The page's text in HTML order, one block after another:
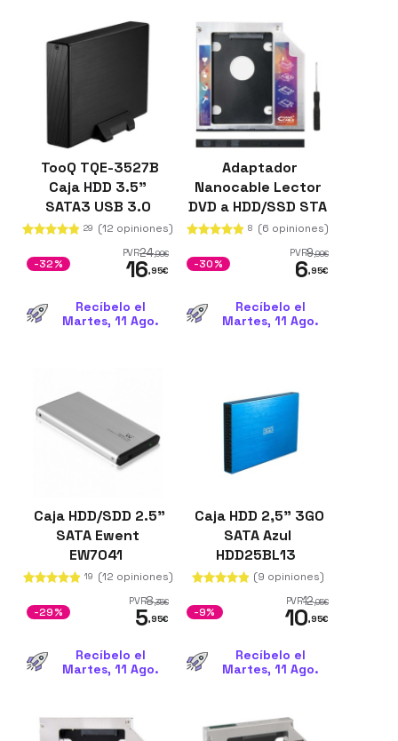
TooQ TQE-3527B
Caja HDD 3.5"
SATA3 USB 3.0
Negra
29 (12 opiniones)
PVR24,99€
16,95€
-32%
Recíbelo el
Martes, 11 Ago.
Adaptador
Nanocable Lector
DVD a HDD/SSD STA
2.5 9.5mm
8 (6 opiniones)
PVR9,99€
6,95€
-30%
Recíbelo el
Martes, 11 Ago.
Caja HDD/SDD 2.5"
SATA Ewent
EW7041
19 (12 opiniones)
PVR8,35€
5,95€
-29%
Recíbelo el
Martes, 11 Ago.
Caja HDD 2,5" 3GO
SATA Azul
HDD25BL13
(9 opiniones)
PVR12,05€
10,95€
-9%
Recíbelo el
Martes, 11 Ago.